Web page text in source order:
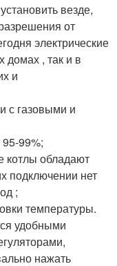
везде,
от
электрические
домах , так и в
и
с газовыми и
99%;
котлы обладают
подключении нет
;
температуры.
удобными
нажать